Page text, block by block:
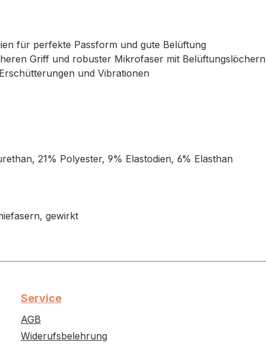
für perfekte Passform und gute Belüftung
Griff und robuster Mikrofaser mit Belüftungslöchern
und Vibrationen
21% Polyester, 9% Elastodien, 6% Elasthan
gewirkt
Service
AGB
Widerufsbelehrung